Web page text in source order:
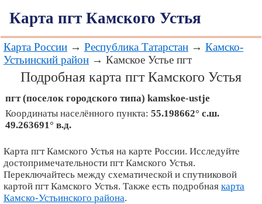
Карта пгт Камского Устья
Карта России → Республика Татарстан → Камско-
Устьинский район → Камское Устье пгт
Подробная карта пгт Камского Устья
пгт (поселок городского типа) kamskoe-ustje
Координаты населённого пункта: 55.198662° с.ш.
49.263691° в.д.
Карта пгт Камского Устья на карте России. Исследуйте
достопримечательности пгт Камского Устья.
Переключайтесь между схематической и спутниковой
картой пгт Камского Устья. Также есть подробная карта
Камско-Устьинского района.